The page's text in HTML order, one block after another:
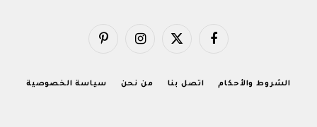
فيسبوك X
الانستغرامبينتيريست
الشروط والأحكام اتصل بنا من نحن سياسة الخصوصية